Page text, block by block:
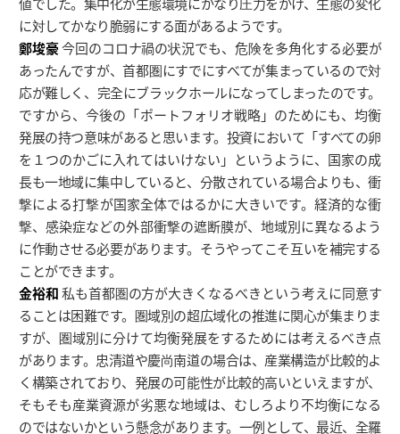
に対してかなり脆弱にする面があるようです。
鄭埈豪今回のコロナ禍の状況でも、危険を多角化する必要が
あったんですが、首都圏にすでにすべてが集まっているので対
応が難しく、完全にブラックホールになってしまったのです。
ですから、今後の「ポートフォリオ戦略」のためにも、均衡
発展の持つ意味があると思います。投資において「すべての卵
を１つのかごに入れてはいけない」というように、国家の成
長も一地域に集中していると、分散されている場合よりも、衝
撃による打撃が国家全体ではるかに大きいです。経済的な衝
撃、感染症などの外部衝撃の遮断膜が、地域別に異なるよう
に作動させる必要があります。そうやってこそ互いを補完する
ことができます。
金裕和私も首都圏の方が大きくなるべきという考えに同意す
ることは困難です。圏域別の超広域化の推進に関心が集まりま
すが、圏域別に分けて均衡発展をするためには考えるべき点
があります。忠清道や慶尚南道の場合は、産業構造が比較的よ
く構築されており、発展の可能性が比較的高いといえますが、
そもそも産業資源が劣悪な地域は、むしろより不均衡になる
のではないかという懸念があります。一例として、最近、全羅